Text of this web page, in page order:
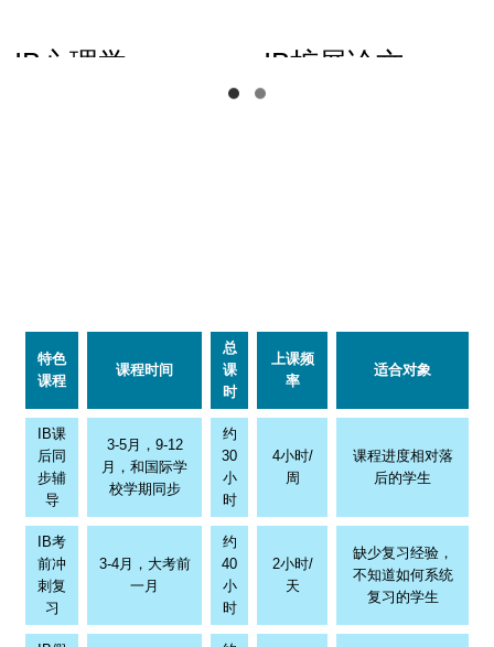
步辅
导
小
时
周
后的学生
前冲
刺复
习
3-4月，大考前
一月
约
40
小
时
2小时/
缺少复习经验，
复习的学生
IB假
期课
程预
学
约
40
小
时
8小时/
清楚自身学习特
划的学生
IB真
题分
3-5月，9-12
约
20
次，次
需要巩固课堂知